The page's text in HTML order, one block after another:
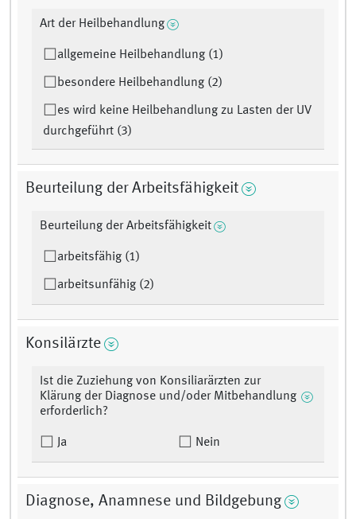
Art der Heilbehandlung
allgemeine Heilbehandlung (1)
besondere Heilbehandlung (2)
es wird keine Heilbehandlung zu Lasten der UV
durchgeführt (3)
Beurteilung der Arbeitsfähigkeit
Beurteilung der Arbeitsfähigkeit
arbeitsfähig (1)
arbeitsunfähig (2)
Konsilärzte
Ist die Zuziehung von Konsiliarärzten zur
Klärung der Diagnose und/oder Mitbehandlung
erforderlich?
Ja Nein
Diagnose, Anamnese und Bildgebung